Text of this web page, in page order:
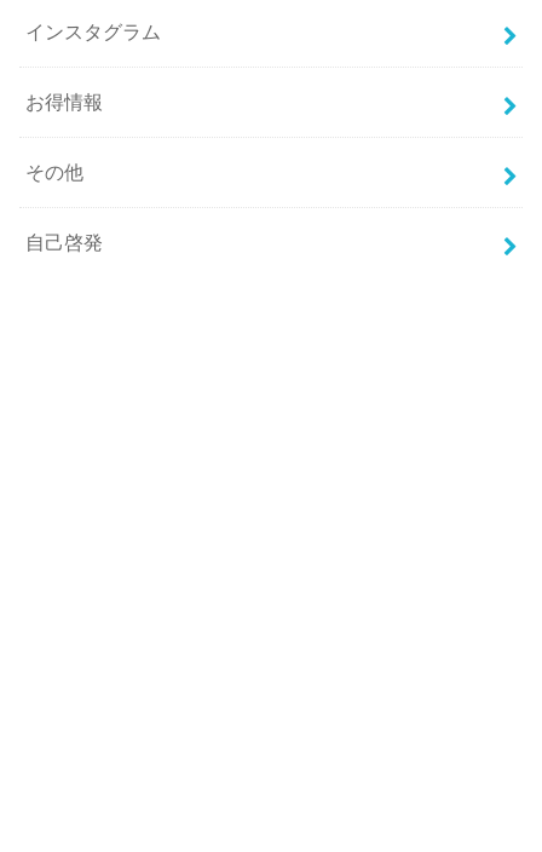
インスタグラム
お得情報
その他
自己啓発